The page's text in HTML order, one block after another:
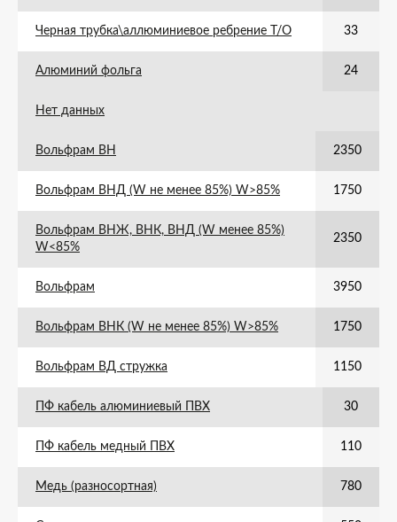
Черная трубка\аллюминиевое ребрение Т/О 33
Алюминий фольга 24
Нет данных
Вольфрам ВН 2350
Вольфрам ВНД (W не менее 85%) W>85% 1750
Вольфрам ВНЖ, ВНК, ВНД (W менее 85%)
W<85%
2350
Вольфрам 3950
Вольфрам ВНК (W не менее 85%) W>85% 1750
Вольфрам ВД стружка 1150
ПФ кабель алюминиевый ПВХ 30
ПФ кабель медный ПВХ 110
Медь (разносортная) 780